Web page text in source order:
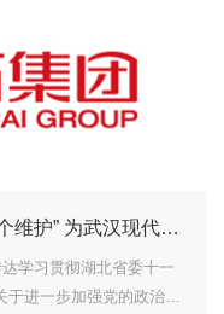
维护” 为武汉现代化
学习贯彻湖北省委十一
进一步加强党的政治建